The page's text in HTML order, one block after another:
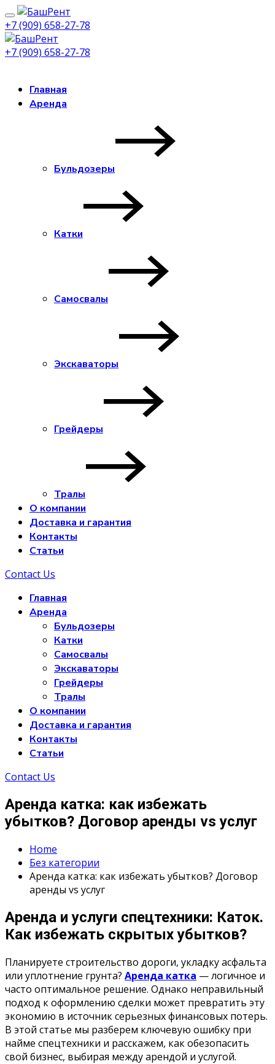
+7 (909) 658-27-78
+7 (909) 658-27-78
Главная
Аренда
Бульдозеры
Катки
Самосвалы
Экскаваторы
Грейдеры
Тралы
О компании
Доставка и гарантия
Контакты
Статьи
Contact Us
Главная
Аренда
Бульдозеры
Катки
Самосвалы
Экскаваторы
Грейдеры
Тралы
О компании
Доставка и гарантия
Контакты
Статьи
Contact Us
Аренда катка: как избежать
убытков? Договор аренды vs услуг
Home
Без категории
Аренда катка: как избежать убытков? Договор
аренды vs услуг
Аренда и услуги спецтехники: Каток.
Как избежать скрытых убытков?
Планируете строительство дороги, укладку асфальта
или уплотнение грунта? Аренда катка — логичное и
часто оптимальное решение. Однако неправильный
подход к оформлению сделки может превратить эту
экономию в источник серьезных финансовых потерь.
В этой статье мы разберем ключевую ошибку при
найме спецтехники и расскажем, как обезопасить
свой бизнес, выбирая между арендой и услугой.